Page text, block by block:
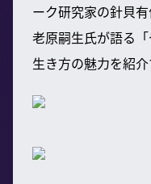
ーク研究家の針貝
老原嗣生氏が語る
生き方の魅力を紹介